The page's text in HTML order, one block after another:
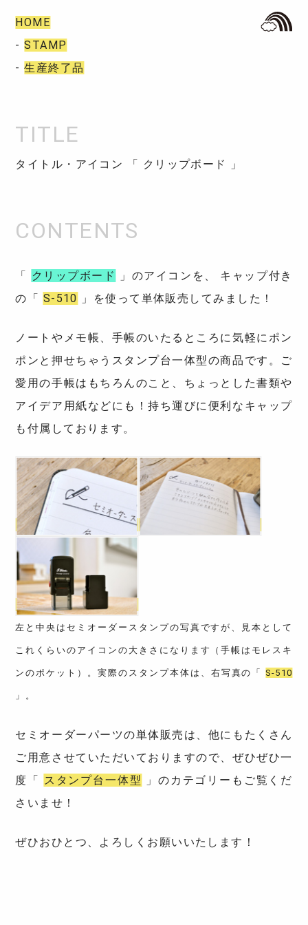
HOME
-STAMP
-生産終了品
タイトル・アイコン 「 クリップボード 」
「 クリップボード
」のアイコンを、 キャップ付き
の「 S-510 」を使って単体販売してみました！
ノートやメモ帳、手帳のいたるところに気軽にポン
ポンと押せちゃうスタンプ台一体型の商品です。ご
愛用の手帳はもちろんのこと、ちょっとした書類や
アイデア用紙などにも！持ち運びに便利なキャップ
も付属しております。
左と中央はセミオーダースタンプの写真ですが、見本として
これくらいのアイコンの大きさになります（手帳はモレスキ
ンのポケット）。実際のスタンプ本体は、右写真の「S-510
」。
セミオーダーパーツの単体販売は、他にもたくさん
ご用意させていただいておりますので、ぜひぜひ一
度「 スタンプ台一体型
」のカテゴリーもご覧くだ
さいませ！
ぜひおひとつ、よろしくお願いいたします！